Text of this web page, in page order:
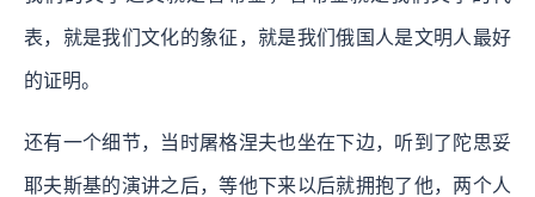
表，就是我们文化的象征，就是我们俄国人是文明人最好
的证明。
还有一个细节，当时屠格涅夫也坐在下边，听到了陀思妥
耶夫斯基的演讲之后，等他下来以后就拥抱了他，两个人